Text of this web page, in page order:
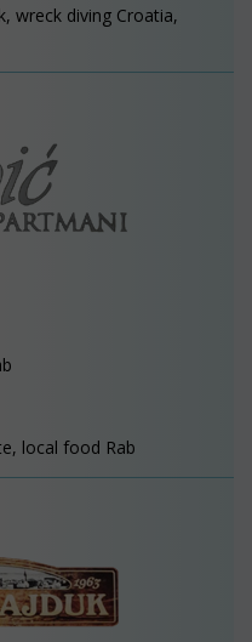
wreck diving Croatia,
local food Rab